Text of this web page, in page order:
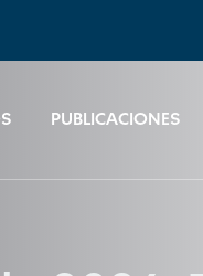
PUBLICACIONES